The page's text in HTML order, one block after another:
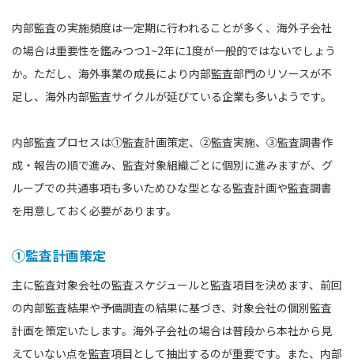
内部監査の実施頻度は一定期に行われることが多く、海外子会社
の場合は重要性を鑑みつつ1~2年に1度が一般的ではないでしょう
か。ただし、海外事業の成長により内部監査部門のリソースが不
足し、海外内部監査サイクルが延びている企業も多いようです。
内部監査プロセスは①監査計画策定、②監査実施、③監査調書作
成・報告の順で進み、監査対象組織ごとに個別に進みますが、グ
ループでの共通事項も多いためひな型となる監査計画や監査調書
を用意しておく必要があります。
①監査計画策定
主に監査対象会社の監査スケジュールと監査項目を決めます、前回
の内部監査結果や予備調査の結果に基づき、対象会社の個別監査
計画を策定いたします。海外子会社の場合は普段から本社から見
えていない点を監査項目として抽出するのが重要です。また、内部